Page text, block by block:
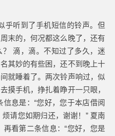
乎听到了手机短信的铃声。但
末的，何况都这么晚了，还有
滴，滴。不知过了多久，迷
其妙的有些困，还不到晚上十
就睡着了。两次铃声响过，似
摸手机，挣扎着睁开一只眼，
息是：“您好，您于本店借阅
请您如期归还，谢谢！” 夏南
看第二条信息：“您好，您是